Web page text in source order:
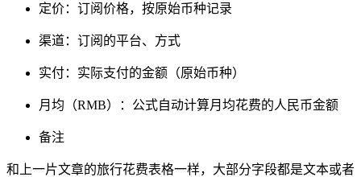
定价：订阅价格，按原始币种记录
渠道：订阅的平台、方式
实付：实际支付的金额（原始币种）
月均（RMB）：公式自动计算月均花费的人民币金额
备注
和上一片文章的旅行花费表格一样，大部分字段都是文本或者